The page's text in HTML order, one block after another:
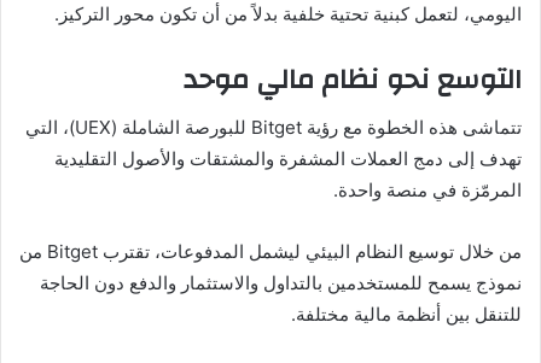
اليومي، لتعمل كبنية تحتية خلفية بدلاً من أن تكون محور التركيز.
التوسع نحو نظام مالي موحد
تتماشى هذه الخطوة مع رؤية Bitget للبورصة الشاملة (UEX)، التي
تهدف إلى دمج العملات المشفرة والمشتقات والأصول التقليدية
المرمّزة في منصة واحدة.
من خلال توسيع النظام البيئي ليشمل المدفوعات، تقترب Bitget من
نموذج يسمح للمستخدمين بالتداول والاستثمار والدفع دون الحاجة
للتنقل بين أنظمة مالية مختلفة.